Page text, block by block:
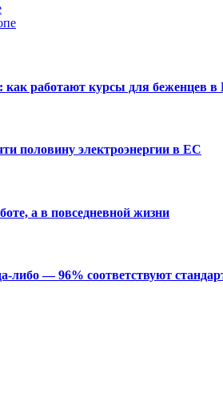
как работают курсы для беженцев
половину электроэнергии в ЕС
а в повседневной жизни
либо — 96% соответствуют